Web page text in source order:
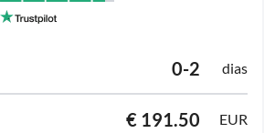
0-2 dias
€ 191.50
EUR